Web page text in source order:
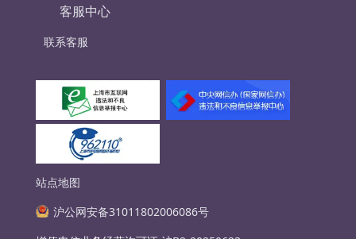
客服中心
联系客服
站点地图
沪公网安备31011802006086号